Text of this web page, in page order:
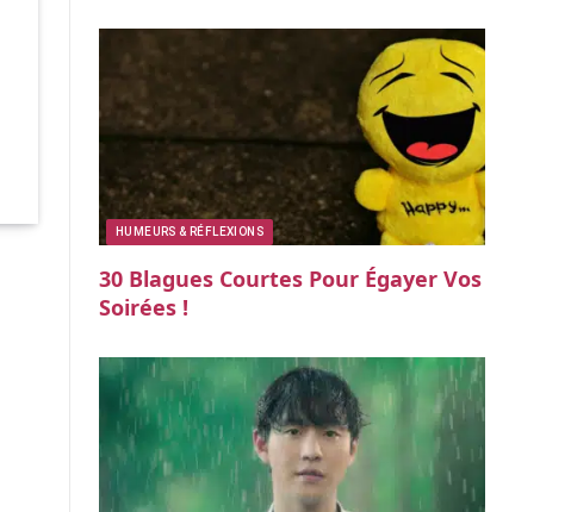
HUMEURS & RÉFLEXIONS
30 Blagues Courtes Pour Égayer Vos
Soirées !